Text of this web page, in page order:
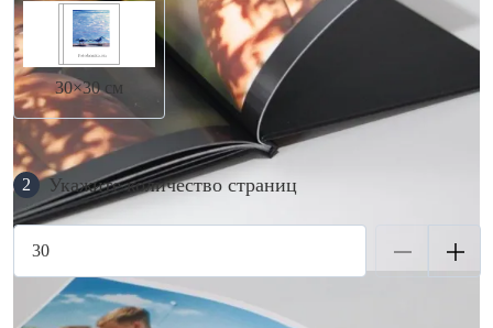
30×30 см
2 Укажите количество страниц